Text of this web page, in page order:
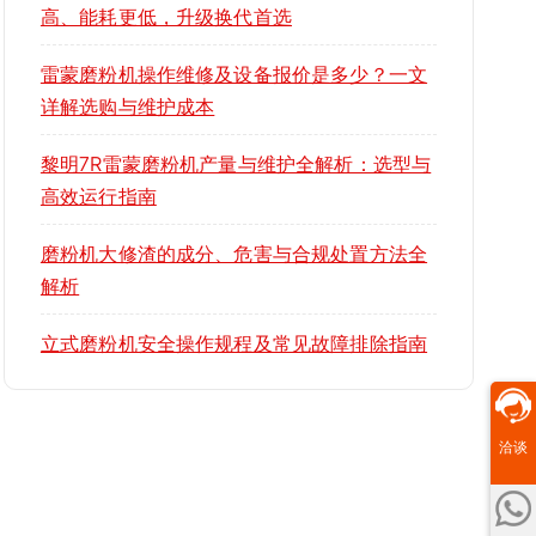
高、能耗更低，升级换代首选
雷蒙磨粉机操作维修及设备报价是多少？一文
详解选购与维护成本
黎明7R雷蒙磨粉机产量与维护全解析：选型与
高效运行指南
磨粉机大修渣的成分、危害与合规处置方法全
解析
立式磨粉机安全操作规程及常见故障排除指南
洽谈